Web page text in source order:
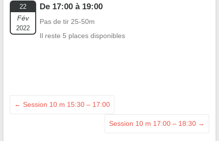
22
Fév
2022
De 17:00 à 19:00
Pas de tir 25-50m
Il reste 5 places disponibles
← Session 10 m 15:30 – 17:00
Session 10 m 17:00 – 18:30 →